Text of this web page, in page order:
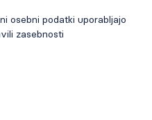
osebni podatki uporabljajo
zasebnosti